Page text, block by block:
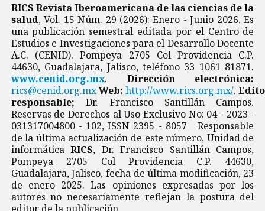
RICS Revista Iberoamericana de las ciencias de la
salud, Vol. 15 Núm. 29 (2026): Enero - Junio 2026. Es
una publicación semestral editada por el Centro de
Estudios e Investigaciones para el Desarrollo Docente
A.C. (CENID). Pompeya 2705 Col Providencia C.P.
44630, Guadalajara, Jalisco, teléfono 33 1061 81871.
www.cenid.org.mx. Dirección electrónica:
rics@cenid.org.mxWeb: http://www.rics.org.mx/.
responsable; Dr. Francisco Santillán Campos.
Reservas de Derechos al Uso Exclusivo No: 04 - 2023 -
031317004800 - 102, ISSN 2395 - 8057 Responsable
de la última actualización de este número, Unidad de
informáticaRICS, Dr. Francisco Santillán Campos,
Pompeya 2705 Col Providencia C.P. 44630,
Guadalajara, Jalisco, fecha de última modificación, 23
de enero 2025. Las opiniones expresadas por los
autores no necesariamente reflejan la postura del